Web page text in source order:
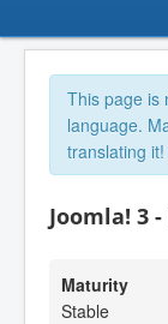
This page is
language.
translating
Joomla! 3
Maturity
Stable